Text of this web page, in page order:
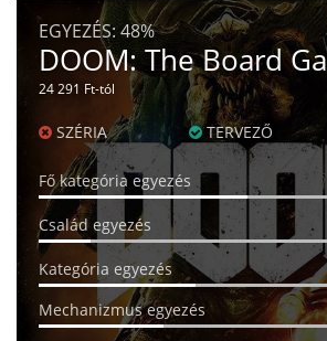
EGYEZÉS:48%
DOOM: The Board
24 291 Ft-tól
SZÉRIA TERVEZŐ
Fő kategória egyezés
Család egyezés
Kategória egyezés
Mechanizmus egyezés